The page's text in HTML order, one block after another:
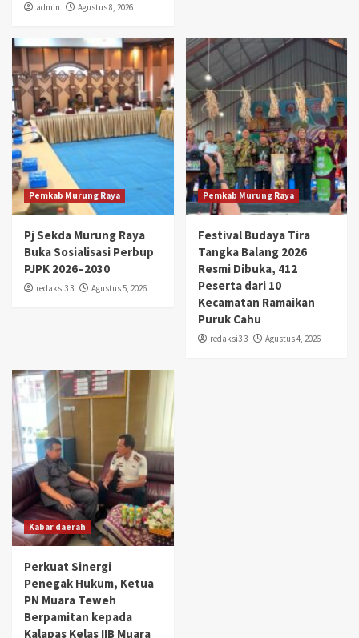
admin Agustus 8, 2026
Pemkab Murung Raya
Pj Sekda Murung Raya
Buka Sosialisasi Perbup
PJPK 2026–2030
redaksi3 3 Agustus 5, 2026
Pemkab Murung Raya
Festival Budaya Tira
Tangka Balang 2026
Resmi Dibuka, 412
Peserta dari 10
Kecamatan Ramaikan
Puruk Cahu
redaksi3 3 Agustus 4, 2026
Kabar daerah
Perkuat Sinergi
Penegak Hukum, Ketua
PN Muara Teweh
Berpamitan kepada
Kalapas Kelas IIB Muara